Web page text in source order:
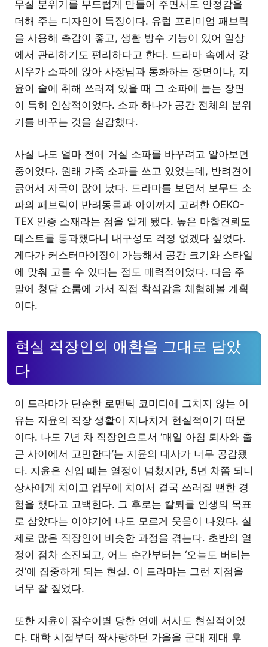
무실 분위기를 부드럽게 만들어 주면서도 안정감을
더해 주는 디자인이 특징이다. 유럽 프리미엄 패브릭
을 사용해 촉감이 좋고, 생활 방수 기능이 있어 일상
에서 관리하기도 편리하다고 한다. 드라마 속에서 강
시우가 소파에 앉아 사장님과 통화하는 장면이나, 지
윤이 술에 취해 쓰러져 있을 때 그 소파에 눕는 장면
이 특히 인상적이었다. 소파 하나가 공간 전체의 분위
기를 바꾸는 것을 실감했다.
사실 나도 얼마 전에 거실 소파를 바꾸려고 알아보던
중이었다. 원래 가죽 소파를 쓰고 있었는데, 반려견이
긁어서 자국이 많이 났다. 드라마를 보면서 보무드 소
파의 패브릭이 반려동물과 아이까지 고려한 OEKO-
TEX 인증 소재라는 점을 알게 됐다. 높은 마찰견뢰도
테스트를 통과했다니 내구성도 걱정 없겠다 싶었다.
게다가 커스터마이징이 가능해서 공간 크기와 스타일
에 맞춰 고를 수 있다는 점도 매력적이었다. 다음 주
말에 청담 쇼룸에 가서 직접 착석감을 체험해볼 계획
이다.
현실 직장인의 애환을 그대로 담았
다
이 드라마가 단순한 로맨틱 코미디에 그치지 않는 이
유는 지윤의 직장 생활이 지나치게 현실적이기 때문
이다. 나도 7년 차 직장인으로서 ‘매일 아침 퇴사와 출
근 사이에서 고민한다’는 지윤의 대사가 너무 공감됐
다. 지윤은 신입 때는 열정이 넘쳤지만, 5년 차쯤 되니
상사에게 치이고 업무에 치여서 결국 쓰러질 뻔한 경
험을 했다고 고백한다. 그 후로는 칼퇴를 인생의 목표
로 삼았다는 이야기에 나도 모르게 웃음이 나왔다. 실
제로 많은 직장인이 비슷한 과정을 겪는다. 초반의 열
정이 점차 소진되고, 어느 순간부터는 ‘오늘도 버티는
것’에 집중하게 되는 현실. 이 드라마는 그런 지점을
너무 잘 짚었다.
또한 지윤이 잠수이별 당한 연애 서사도 현실적이었
다. 대학 시절부터 짝사랑하던 가을을 군대 제대 후